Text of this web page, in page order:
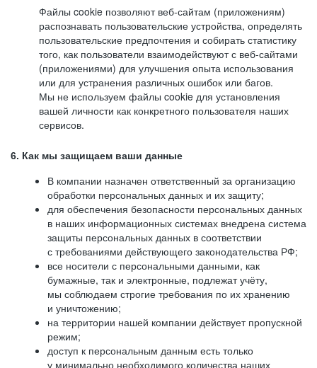
Файлы cookie позволяют веб-сайтам (приложениям)
распознавать пользовательские устройства, определять
пользовательские предпочтения и собирать статистику
того, как пользователи взаимодействуют с веб-сайтами
(приложениями) для улучшения опыта использования
или для устранения различных ошибок или багов.
Мы не используем файлы cookie для установления
вашей личности как конкретного пользователя наших
сервисов.
6. Как мы защищаем ваши данные
В компании назначен ответственный за организацию
обработки персональных данных и их защиту;
для обеспечения безопасности персональных данных
в наших информационных системах внедрена система
защиты персональных данных в соответствии
с требованиями действующего законодательства РФ;
все носители с персональными данными, как
бумажные, так и электронные, подлежат учёту,
мы соблюдаем строгие требования по их хранению
и уничтожению;
на территории нашей компании действует пропускной
режим;
доступ к персональным данным есть только
у минимально необходимого количества наших